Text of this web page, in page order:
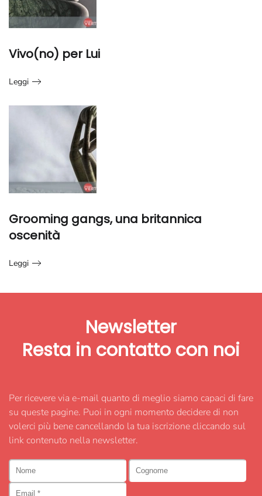
Vivo(no) per Lui
Leggi
Grooming gangs, una britannica
oscenità
Leggi
Newsletter
Resta in contatto con noi
Per ricevere via e-mail quanto di meglio siamo capaci di fare
su queste pagine. Puoi in ogni momento decidere di non
volerci più bene cancellando la tua iscrizione cliccando sul
link contenuto nella newsletter.